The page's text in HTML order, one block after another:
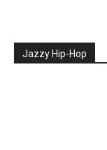
Jazzy Hip-Hop